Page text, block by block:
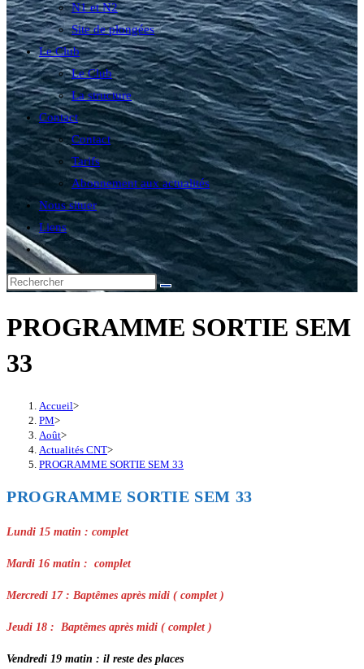
N1 et N2
Site de plongées
Le Club
Le Club
La structure
Contact
Contact
Tarifs
Abonnement aux actualités
Nous situer
Liens
Toggle
website
search
PROGRAMME SORTIE SEM
33
Accueil>
PM>
Août>
Actualités CNT>
PROGRAMME SORTIE SEM 33
PROGRAMME SORTIE SEM 33
Lundi 15 matin : complet
Mardi 16 matin : complet
Mercredi 17 : Baptêmes après midi ( complet )
Jeudi 18 : Baptêmes après midi ( complet )
Vendredi 19 matin : il reste des places